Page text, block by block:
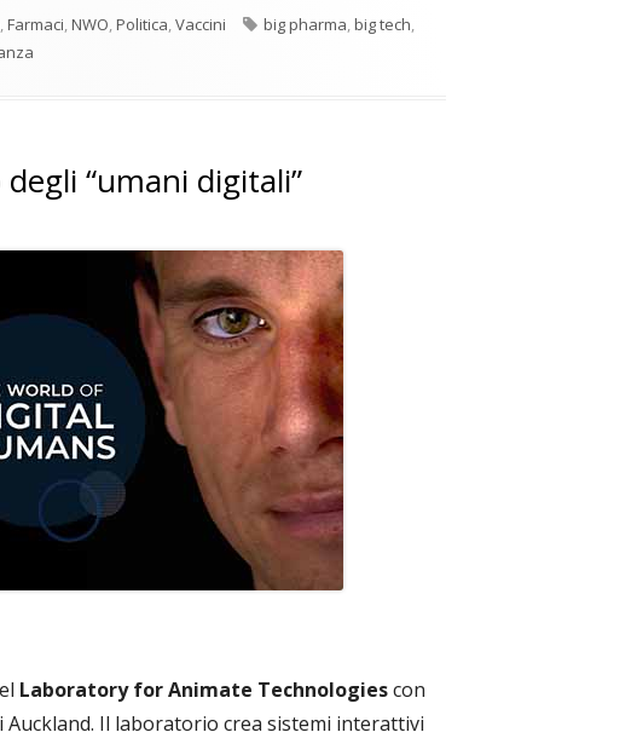
,Farmaci,NWO,Politica,Vaccini Tag
big pharma,big tech,
“umani digitali”
Laboratory for Animate Technologiescon
Auckland. Il laboratorio crea sistemi interattivi